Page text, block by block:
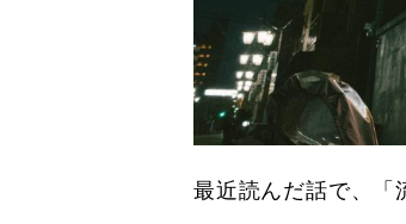
最近読んだ話で、「